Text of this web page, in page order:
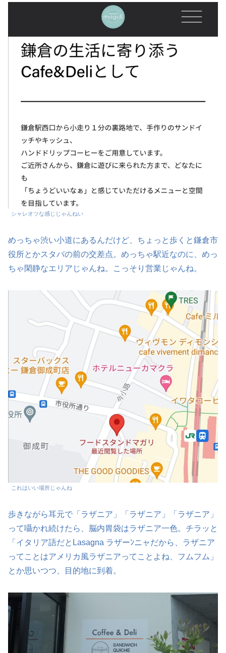
シャレオツな感じじゃんねい
めっちゃ渋い小道にあるんだけど、ちょっと歩くと鎌倉市
役所とかスタバの前の交差点。めっちゃ駅近なのに、めっ
ちゃ閑静なエリアじゃんね。こっそり営業じゃんね。
これはいい場所じゃんね
歩きながら耳元で「ラザニア」「ラザニア」「ラザニア」
って囁かれ続けたら、脳内胃袋はラザニア一色。チラッと
「イタリア語だとLasagna ラザーﾝニャだから、ラザニア
ってことはアメリカ風ラザニアってことよね、フムフム」
とか思いつつ、目的地に到着。